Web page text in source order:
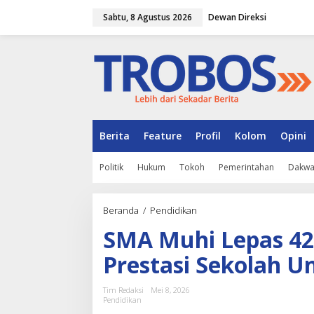
Sabtu, 8 Agustus 2026 Dewan Direksi
Berita Feature Profil Kolom Opini
Politik Hukum Tokoh Pemerintahan
Beranda / Pendidikan
A
M
u
h
SMA Muhi Lepas
Prestasi Sekolah
Tim Redaksi
Mei 8, 2026
Pendidikan